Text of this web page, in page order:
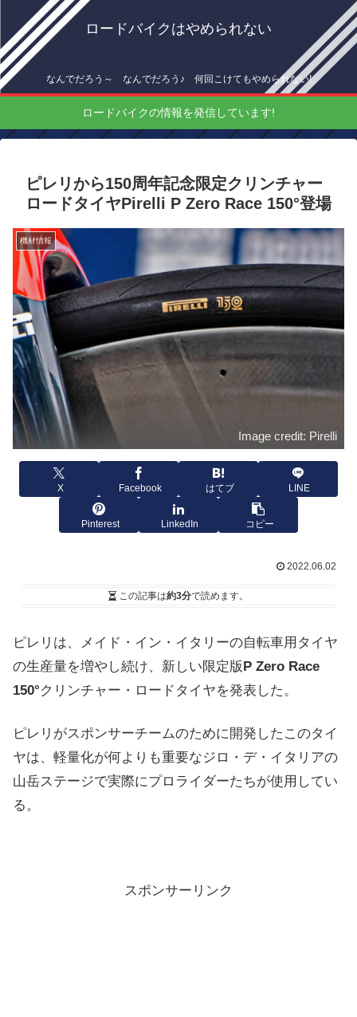
ロードバイクはやめられない
なんでだろう～ なんでだろう♪ 何回こけてもやめられない!
ロードバイクの情報を発信しています!
ピレリから150周年記念限定クリンチャー
ロードタイヤPirelli P Zero Race 150°登場
機材情報
Image credit: Pirelli
X Facebook はてブ LINE
Pinterest LinkedIn コピー
2022.06.02
この記事は約3分で読めます。
ピレリは、メイド・イン・イタリーの自転車用タイヤ
の生産量を増やし続け、新しい限定版P Zero Race
150°クリンチャー・ロードタイヤを発表した。
ピレリがスポンサーチームのために開発したこのタイ
ヤは、軽量化が何よりも重要なジロ・デ・イタリアの
山岳ステージで実際にプロライダーたちが使用してい
る。
スポンサーリンク